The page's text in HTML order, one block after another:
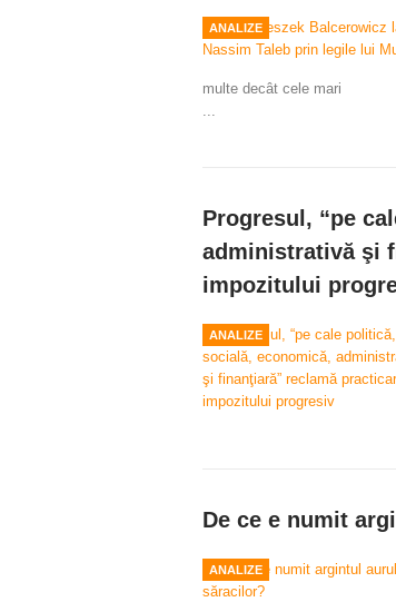
ANALIZE
multe decât cele mari
...
Progresul, “pe
administrativă şi
impozitului
ANALIZE
De ce e numit
ANALIZE